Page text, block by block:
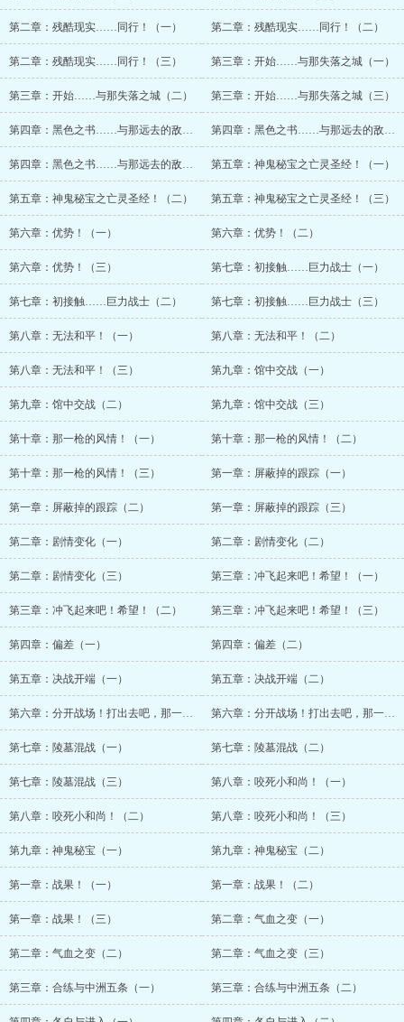
第二章：残酷现实……同行！（一） 第二章：残酷现实……同行！（二）
第二章：残酷现实……同行！（三） 第三章：开始……与那失落之城（一）
第三章：开始……与那失落之城（二） 第三章：开始……与那失落之城（三）
第四章：黑色之书……与那远去的敌意（一） 第四章：黑色之书……与那远去的敌意（二）
第四章：黑色之书……与那远去的敌意（三） 第五章：神鬼秘宝之亡灵圣经！（一）
第五章：神鬼秘宝之亡灵圣经！（二） 第五章：神鬼秘宝之亡灵圣经！（三）
第六章：优势！（一） 第六章：优势！（二）
第六章：优势！（三） 第七章：初接触……巨力战士（一）
第七章：初接触……巨力战士（二） 第七章：初接触……巨力战士（三）
第八章：无法和平！（一） 第八章：无法和平！（二）
第八章：无法和平！（三） 第九章：馆中交战（一）
第九章：馆中交战（二） 第九章：馆中交战（三）
第十章：那一枪的风情！（一） 第十章：那一枪的风情！（二）
第十章：那一枪的风情！（三） 第一章：屏蔽掉的跟踪（一）
第一章：屏蔽掉的跟踪（二） 第一章：屏蔽掉的跟踪（三）
第二章：剧情变化（一） 第二章：剧情变化（二）
第二章：剧情变化（三） 第三章：冲飞起来吧！希望！（一）
第三章：冲飞起来吧！希望！（二） 第三章：冲飞起来吧！希望！（三）
第四章：偏差（一） 第四章：偏差（二）
第五章：决战开端（一） 第五章：决战开端（二）
第六章：分开战场！打出去吧，那一拳！（一） 第六章：分开战场！打出去吧，那一拳！（二）
第七章：陵墓混战（一） 第七章：陵墓混战（二）
第七章：陵墓混战（三） 第八章：咬死小和尚！（一）
第八章：咬死小和尚！（二） 第八章：咬死小和尚！（三）
第九章：神鬼秘宝（一） 第九章：神鬼秘宝（二）
第一章：战果！（一） 第一章：战果！（二）
第一章：战果！（三） 第二章：气血之变（一）
第二章：气血之变（二） 第二章：气血之变（三）
第三章：合练与中洲五条（一） 第三章：合练与中洲五条（二）